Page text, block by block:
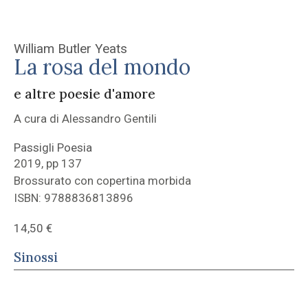
William Butler Yeats
La rosa del mondo
e altre poesie d'amore
A cura di Alessandro Gentili
Passigli Poesia
2019, pp 137
Brossurato con copertina morbida
ISBN: 9788836813896
14,50 €
Sinossi